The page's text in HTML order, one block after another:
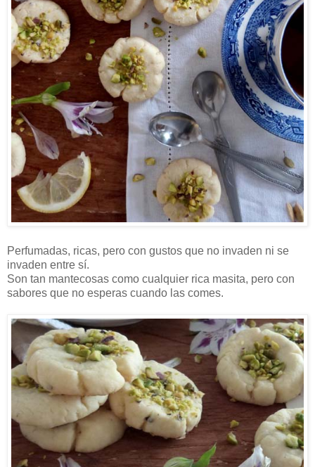
Perfumadas, ricas, pero con gustos que no invaden ni se
invaden entre sí.
Son tan mantecosas como cualquier rica masita, pero con
sabores que no esperas cuando las comes.